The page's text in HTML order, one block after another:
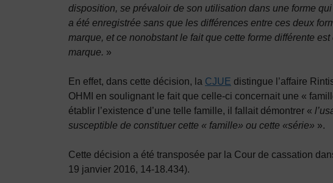
disposition, se prévaloir de son utilisation dans une forme
a été enregistrée sans que les différences entre ces deux
marque, et ce nonobstant le fait que cette forme différente
marque. »
En effet, dans cette décision, la CJUE distingue l’affaire
OHMI en soulignant le fait que celle-ci concernait une «
établir l’existence d’une telle famille, il fallait démontrer «
susceptible de constituer cette « famille» ou cette «série» ».
Cette décision a été transposée par la Cour de cassation
19 janvier 2016, 14-18.434).